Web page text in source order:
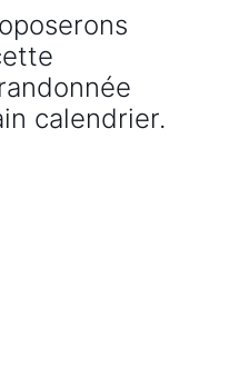
calendrier.